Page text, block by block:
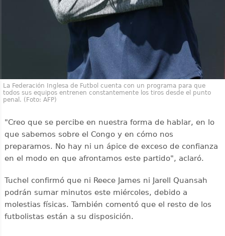
La Federación Inglesa de Futbol cuenta con un programa para que
todos sus equipos entrenen constantemente los tiros desde el punto
penal. (Foto: AFP)
"Creo que se percibe en nuestra forma de hablar, en lo
que sabemos sobre el Congo y en cómo nos
preparamos. No hay ni un ápice de exceso de confianza
en el modo en que afrontamos este partido", aclaró.
Tuchel confirmó que ni Reece James ni Jarell Quansah
podrán sumar minutos este miércoles, debido a
molestias físicas. También comentó que el resto de los
futbolistas están a su disposición.